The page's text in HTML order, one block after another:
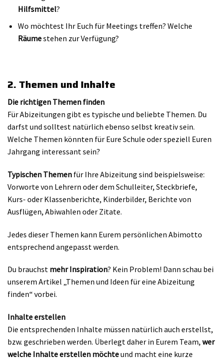
Hilfsmittel?
Wo möchtest Ihr Euch für Meetings treffen? Welche
Räumestehen zur Verfügung?
2. Themen und Inhalte
Die richtigen Themen finden
Für Abizeitungen gibt es typische und beliebte Themen. Du
darfst und solltest natürlich ebenso selbst kreativ sein.
Welche Themen könnten für Eure Schule oder speziell Euren
Jahrgang interessant sein?
Typischen Themen für Ihre Abizeitung sind beispielsweise:
Vorworte von Lehrern oder dem Schulleiter, Steckbriefe,
Kurs- oder Klassenberichte, Kinderbilder, Berichte von
Ausflügen, Abiwahlen oder Zitate.
Jedes dieser Themen kann Eurem persönlichen Abimotto
entsprechend angepasst werden.
Du brauchst mehr Inspiration? Kein Problem! Dann schau bei
unserem Artikel „Themen und Ideen für eine Abizeitung
finden“ vorbei.
Inhalte erstellen
Die entsprechenden Inhalte müssen natürlich auch erstellst,
bzw. geschrieben werden. Überlegt daher in Eurem Team, wer
welche Inhalte erstellen möchteund macht eine kurze